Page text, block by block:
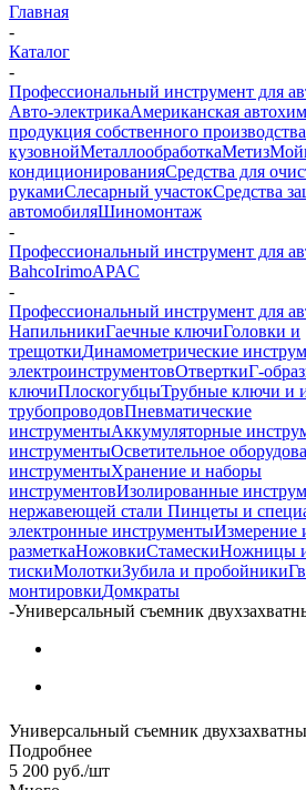
Главная
-
Каталог
-
Профессиональный инструмент для
Авто-электрикаАмериканская
продукция собственного производства
кузовнойМеталлообработкаМетиз
кондиционированияСредства для
рукамиСлесарный участокСредства
автомобиляШиномонтаж
-
Профессиональный инструмент для
BahcoIrimoAPAC
-
Профессиональный инструмент для
НапильникиГаечные ключиГоловки и
трещоткиДинамометрические
электроинструментовОтверткиГ-
ключиПлоскогубцыТрубные ключи и
трубопроводовПневматические
инструментыАккумуляторные
инструментыОсветительное
инструментыХранение и наборы
инструментовИзолированные
нержавеющей стали Пинцеты и
электронные инструментыИзмерение
разметкаНожовкиСтамескиНожницы
тискиМолоткиЗубила и пробойники
монтировкиДомкраты
-Универсальный съемник
Универсальный съемник
Подробнее
5 200 руб./шт